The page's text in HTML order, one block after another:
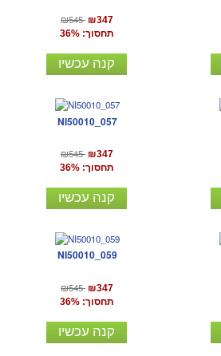
₪545 ₪347
תחסוך: 36%
קנה עכשיו
NI50010_057
₪545 ₪347
תחסוך: 36%
קנה עכשיו
NI50010_059
₪545 ₪347
תחסוך: 36%
קנה עכשיו